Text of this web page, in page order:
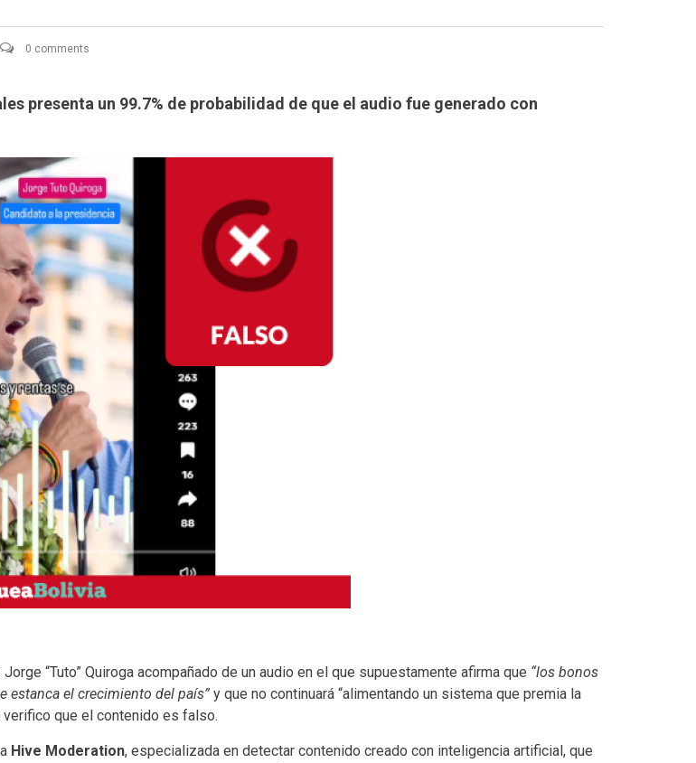
0 comments
presenta un 99.7% de probabilidad de que el audio fue generado con
“Tuto” Quiroga acompañado de un audio en el que supuestamente afirma que “los bonos
estanca el crecimiento del país” y que no continuará “alimentando un sistema que premia la
que el contenido es falso.
Hive Moderation, especializada en detectar contenido creado con inteligencia artificial, que